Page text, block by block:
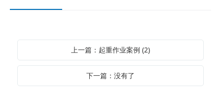
上一篇：起重作业案例 (2)
下一篇：没有了